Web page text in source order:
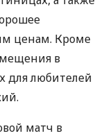
ценам. Кроме
в
для любителей
матч в